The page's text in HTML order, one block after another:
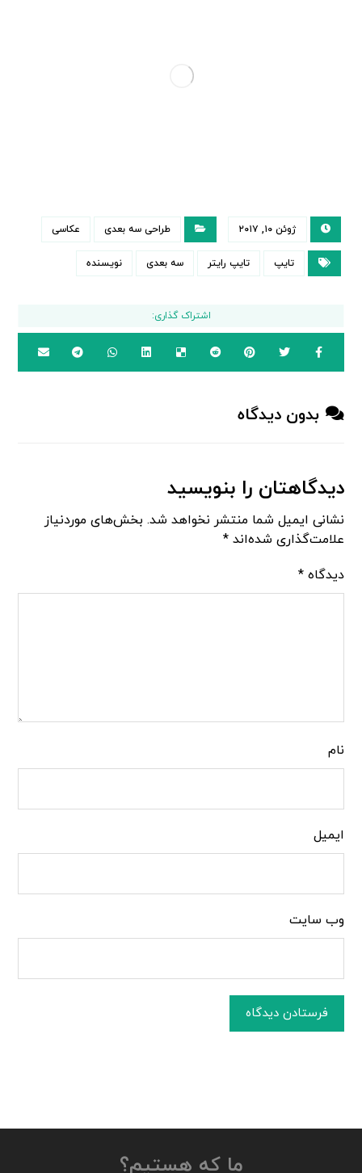
ژوئن ۱۰, ۲۰۱۷ طراحی سه بعدی عکاسی
تایپ تایپ رایتر سه بعدی نویسنده
بدون دیدگاه
دیدگاهتان را بنویسید
نشانی ایمیل شما منتشر نخواهد شد. بخش‌های موردنیاز
علامت‌گذاری شده‌اند*
دیدگاه*
نام
ایمیل
وب‌ سایت
فرستادن دیدگاه
ما که هستیم؟